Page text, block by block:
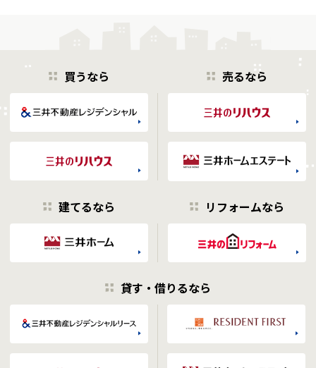
買うなら 売るなら
建てるなら リフォームなら
貸す・借りるなら